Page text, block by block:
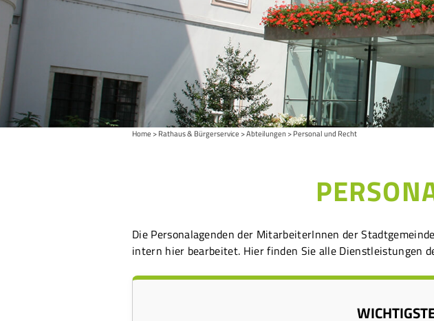
Home Rathaus & Bürgerservice Abteilungen Personal und Recht
Die Personalagenden der MitarbeiterInnen der
intern hier bearbeitet. Hier finden Sie alle Dienstleistungen